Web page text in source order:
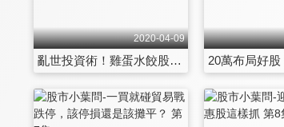
2020-04-09
亂世投資術！雞蛋水餃股教你挑 第1集